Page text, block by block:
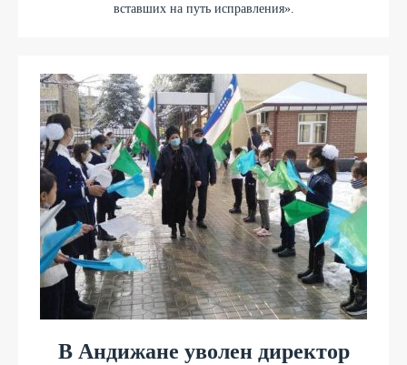
вставших на путь исправления».
В Андижане уволен директор